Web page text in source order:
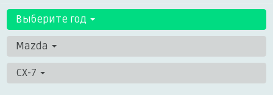
Выберите год
Mazda
CX-7